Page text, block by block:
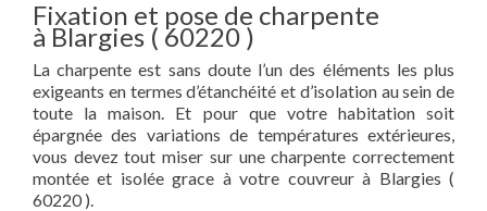
Fixation et pose de charpente
à Blargies ( 60220 )
La charpente est sans doute l’un des éléments les plus
exigeants en termes d’étanchéité et d’isolation au sein de
toute la maison. Et pour que votre habitation soit
épargnée des variations de températures extérieures,
vous devez tout miser sur une charpente correctement
montée et isolée grace à votre couvreur à Blargies (
60220 ).